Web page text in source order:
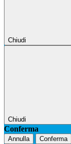
Chiudi
Chiudi
Conferma
Annulla Conferma